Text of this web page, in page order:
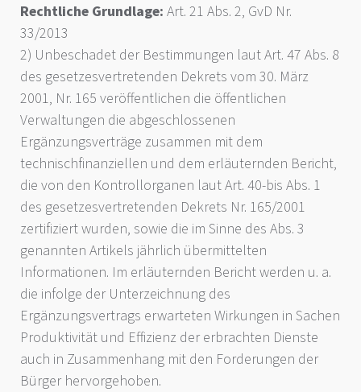
Rechtliche Grundlage: Art. 21 Abs. 2, GvD Nr.
33/2013
2) Unbeschadet der Bestimmungen laut Art. 47 Abs. 8
des gesetzesvertretenden Dekrets vom 30. März
2001, Nr. 165 veröffentlichen die öffentlichen
Verwaltungen die abgeschlossenen
Ergänzungsverträge zusammen mit dem
technischfinanziellen und dem erläuternden Bericht,
die von den Kontrollorganen laut Art. 40-bis Abs. 1
des gesetzesvertretenden Dekrets Nr. 165/2001
zertifiziert wurden, sowie die im Sinne des Abs. 3
genannten Artikels jährlich übermittelten
Informationen. Im erläuternden Bericht werden u. a.
die infolge der Unterzeichnung des
Ergänzungsvertrags erwarteten Wirkungen in Sachen
Produktivität und Effizienz der erbrachten Dienste
auch in Zusammenhang mit den Forderungen der
Bürger hervorgehoben.